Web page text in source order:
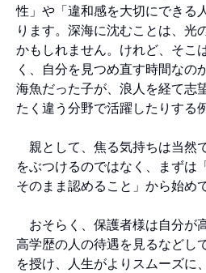
性」や「違和感を大切にできる
ります。深海に沈むことは、光
かもしれません。けれど、そこ
く、自分を見つめ直す時間なの
海魚だった子が、浪人を経て志
たく違う分野で活躍したりする
親として、焦る気持ちは当然
をぶつけるのではなく、まずは
そのまま認めること」から始め
おそらく、保護者様は自分が
高学歴の人の待遇を見るなどし
を授け、人生がよりスムーズに